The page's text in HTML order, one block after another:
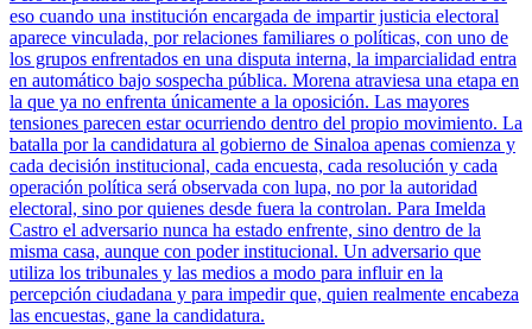
eso cuando una institución encargada de impartir justicia electoral
aparece vinculada, por relaciones familiares o políticas, con uno de
los grupos enfrentados en una disputa interna, la imparcialidad entra
en automático bajo sospecha pública. Morena atraviesa una etapa en
la que ya no enfrenta únicamente a la oposición. Las mayores
tensiones parecen estar ocurriendo dentro del propio movimiento. La
batalla por la candidatura al gobierno de Sinaloa apenas comienza y
cada decisión institucional, cada encuesta, cada resolución y cada
operación política será observada con lupa, no por la autoridad
electoral, sino por quienes desde fuera la controlan. Para Imelda
Castro el adversario nunca ha estado enfrente, sino dentro de la
misma casa, aunque con poder institucional. Un adversario que
utiliza los tribunales y las medios a modo para influir en la
percepción ciudadana y para impedir que, quien realmente encabeza
las encuestas, gane la candidatura.